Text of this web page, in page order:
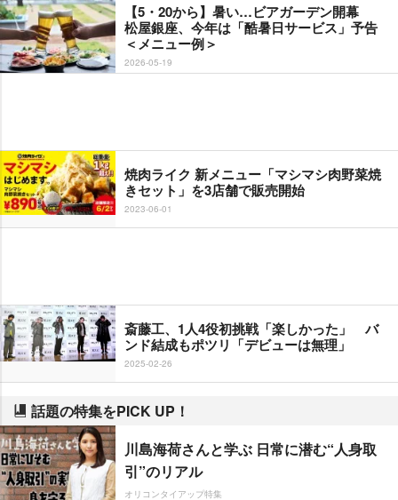
【5・20から】暑い…ビアガーデン開幕
松屋銀座、今年は「酷暑日サービス」予告
＜メニュー例＞
2026-05-19
焼肉ライク 新メニュー「マシマシ肉野菜焼
きセット」を3店舗で販売開始
2023-06-01
斎藤工、1人4役初挑戦「楽しかった」 バ
ンド結成もポツリ「デビューは無理」
2025-02-26
話題の特集をPICK UP！
川島海荷さんと学ぶ 日常に潜む“人身取
引”のリアル
オリコンタイアップ特集